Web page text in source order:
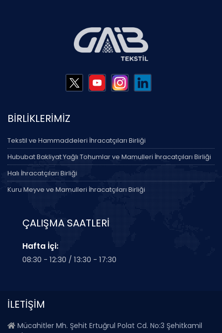
BİRLİKLERİMİZ
Tekstil ve Hammaddeleri İhracatçıları Birliği
Hububat Bakliyat Yağlı Tohumlar ve Mamulleri İhracatçıları Birliği
Halı İhracatçıları Birliği
Kuru Meyve ve Mamulleri İhracatçıları Birliği
ÇALIŞMA SAATLERİ
Hafta İçi:
08:30 - 12:30 / 13:30 - 17:30
İLETİŞİM
Mücahitler Mh. Şehit Ertuğrul Polat Cd. No:3 Şehitkamil